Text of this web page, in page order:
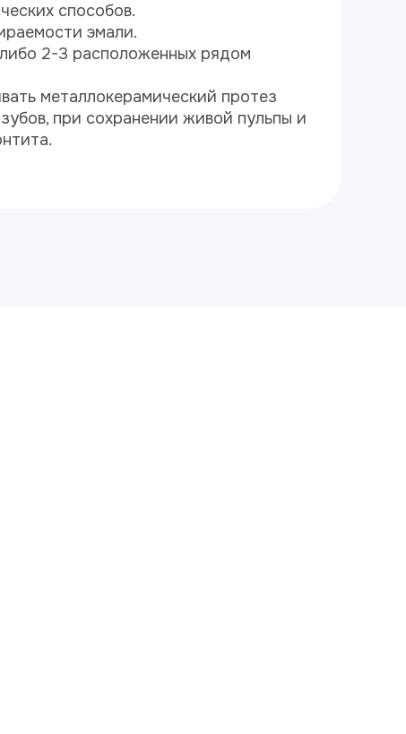
способов.
эмали.
2-3 расположенных рядом
металлокерамический протез
при сохранении живой пульпы и